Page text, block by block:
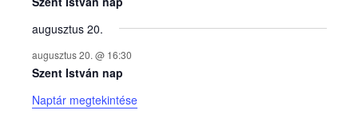
k
n
a
augusztus 20.
augusztus 20. @ 16:30
Szent István nap
Naptár megtekintése